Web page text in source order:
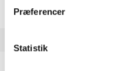
Præferencer
Statistik